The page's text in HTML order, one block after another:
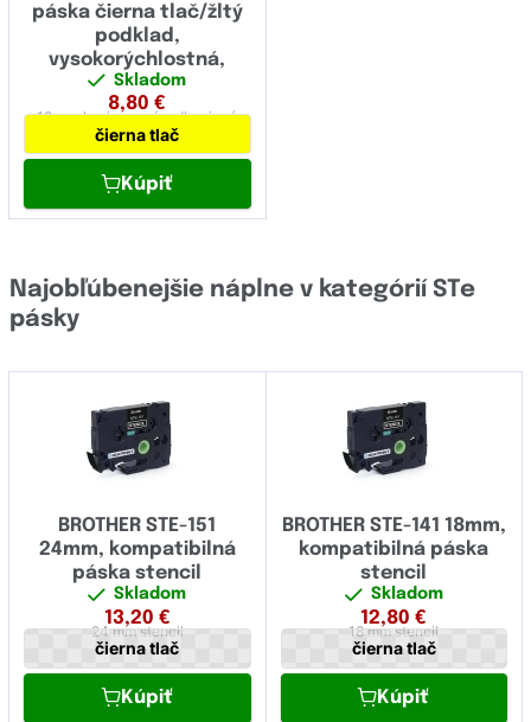
páska čierna tlač/žltý
podklad,
vysokorýchlostná,
extrémne adhézna
Skladom
8,80 €
12 mmlaminovaná,adhezivná
čierna tlač
Kúpiť
Najobľúbenejšie náplne v kategórií STe
pásky
BROTHER STE-151
24mm, kompatibilná
páska stencil
Skladom
13,20 €
24 mmstencil
čierna tlač
Kúpiť
BROTHER STE-141 18mm,
kompatibilná páska
stencil
Skladom
12,80 €
18 mmstencil
čierna tlač
Kúpiť